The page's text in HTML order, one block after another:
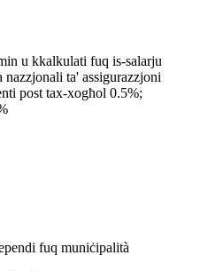
u kkalkulati fuq is-salarju
ta' assigurazzjoni
post tax-xogħol 0.5%;
fuq muniċipalità